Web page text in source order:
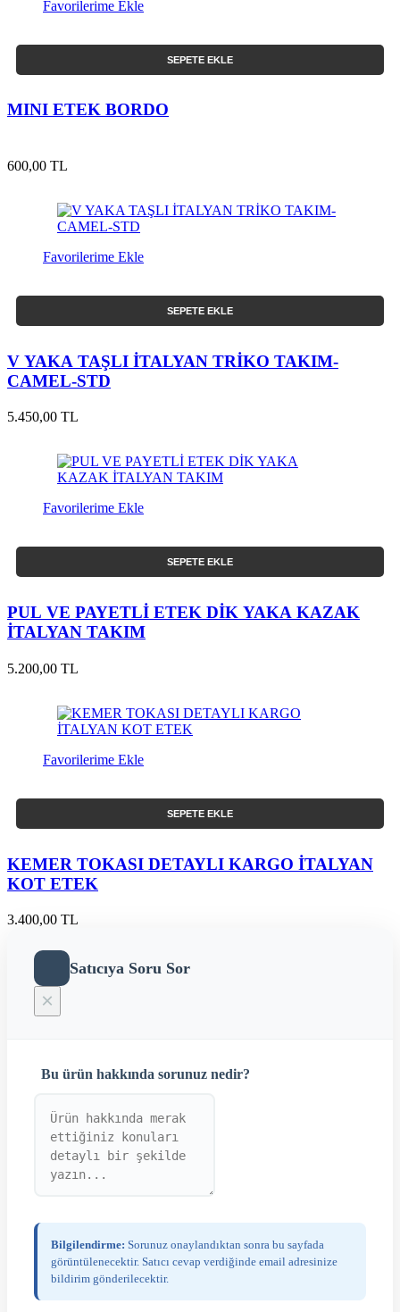
Favorilerime Ekle
SEPETE EKLE
MINI ETEK BORDO
600,00 TL
Favorilerime Ekle
SEPETE EKLE
V YAKA TAŞLI İTALYAN TRİKO TAKIM-
CAMEL-STD
5.450,00 TL
Favorilerime Ekle
SEPETE EKLE
PUL VE PAYETLİ ETEK DİK YAKA KAZAK
İTALYAN TAKIM
5.200,00 TL
Favorilerime Ekle
SEPETE EKLE
KEMER TOKASI DETAYLI KARGO İTALYAN
KOT ETEK
3.400,00 TL
Satıcıya Soru Sor
×
Bu ürün hakkında sorunuz nedir?
Bilgilendirme: Sorunuz onaylandıktan sonra bu sayfada
görüntülenecektir. Satıcı cevap verdiğinde email adresinize
bildirim gönderilecektir.